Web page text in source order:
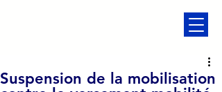
Suspension de la mobilisation